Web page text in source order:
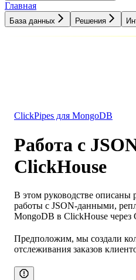
Главная
База данных Решения
ClickPipes для MongoDB
Работа с
ClickHouse
В этом руководстве описаны
работы с JSON-данными,
MongoDB в ClickHouse через
Предположим, мы создали
отслеживания заказов